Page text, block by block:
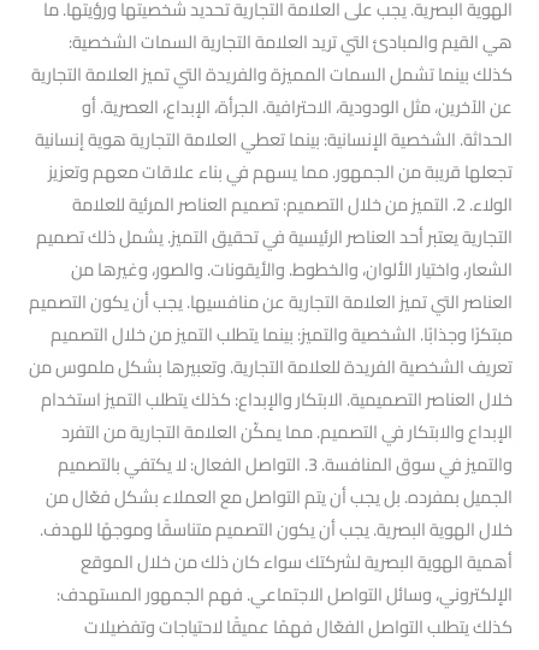
الهوية البصرية. يجب على العلامة التجارية تحديد شخصيتها ورؤيتها. ما
هي القيم والمبادئ التي تريد العلامة التجارية السمات الشخصية:
كذلك بينما تشمل السمات المميزة والفريدة التي تميز العلامة التجارية
عن الآخرين، مثل الودودية، الاحترافية. الجرأة، الإبداع، العصرية. أو
الحداثة. الشخصية الإنسانية: بينما تعطي العلامة التجارية هوية إنسانية
تجعلها قريبة من الجمهور. مما يسهم في بناء علاقات معهم وتعزيز
الولاء. 2. التميز من خلال التصميم: تصميم العناصر المرئية للعلامة
التجارية يعتبر أحد العناصر الرئيسية في تحقيق التميز. يشمل ذلك تصميم
الشعار، واختيار الألوان، والخطوط. والأيقونات. والصور، وغيرها من
العناصر التي تميز العلامة التجارية عن منافسيها. يجب أن يكون التصميم
مبتكرًا وجذابًا. الشخصية والتميز: بينما يتطلب التميز من خلال التصميم
تعريف الشخصية الفريدة للعلامة التجارية. وتعبيرها بشكل ملموس من
خلال العناصر التصميمية. الابتكار والإبداع: كذلك يتطلب التميز استخدام
الإبداع والابتكار في التصميم. مما يمكّن العلامة التجارية من التفرد
والتميز في سوق المنافسة. 3. التواصل الفعال: لا يكتفي بالتصميم
الجميل بمفرده. بل يجب أن يتم التواصل مع العملاء بشكل فعّال من
خلال الهوية البصرية. يجب أن يكون التصميم متناسقًا وموجهًا للهدف.
أهمية الهوية البصرية لشركتك سواء كان ذلك من خلال الموقع
الإلكتروني، وسائل التواصل الاجتماعي. فهم الجمهور المستهدف:
كذلك يتطلب التواصل الفعّال فهمًا عميقًا لاحتياجات وتفضيلات